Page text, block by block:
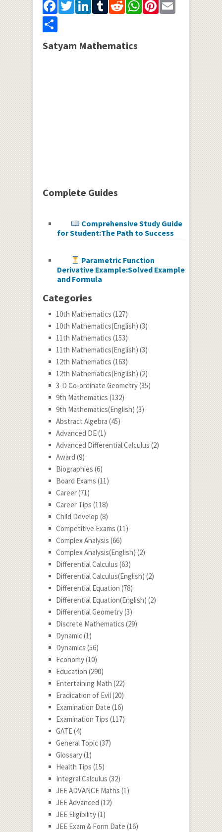
Facebook
Twitter
LinkedIn
Tumblr
Reddit
WhatsApp
Pinterest
Share
Satyam Mathematics
Complete Guides
Comprehensive Study Guide
for Student:The Path to Success
Parametric Function
Derivative Example:Solved Example
and Formula
Categories
10th Mathematics (127)
10th Mathematics(English) (3)
11th Mathematics (153)
11th Mathematics(English) (3)
12th Mathematics (163)
12th Mathematics(English) (2)
3-D Co-ordinate Geometry(35)
9th Mathematics (132)
9th Mathematics(English) (3)
Abstract Algebra (45)
Advanced DE(1)
Advanced Differential Calculus (2)
Award (9)
Biographies (6)
Board Exams (11)
Career(71)
Career Tips (118)
Child Develop (8)
Competitive Exams (11)
Complex Analysis (66)
Complex Analysis(English) (2)
Differential Calculus (63)
Differential Calculus(English) (2)
Differential Equation (78)
Differential Equation(English) (2)
Differential Geometry(3)
Discrete Mathematics (29)
Dynamic(1)
Dynamics (56)
Economy(10)
Education (290)
Entertaining Math (22)
Eradication of Evil(20)
Examination Date (16)
Examination Tips (117)
GATE(4)
General Topic(37)
Glossary(1)
Health Tips (15)
Integral Calculus (32)
JEE ADVANCE Maths (1)
JEE Advanced (12)
JEE Eligibility(1)
JEE Exam & Form Date (16)